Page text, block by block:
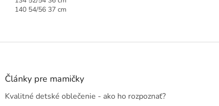
140 54/56 37 cm
Z
Články pre mamičky
Kvalitné detské oblečenie - ako ho rozpoznať?